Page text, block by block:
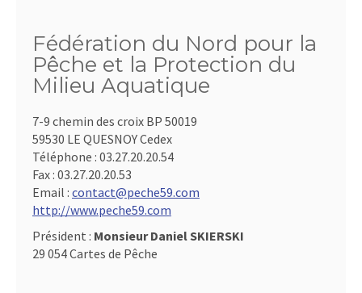
Fédération du Nord pour la
Pêche et la Protection du
Milieu Aquatique
7-9 chemin des croix BP 50019
59530 LE QUESNOY Cedex
Téléphone : 03.27.20.20.54
Fax : 03.27.20.20.53
Email : contact@peche59.com
http://www.peche59.com
Président : Monsieur Daniel SKIERSKI
29 054 Cartes de Pêche